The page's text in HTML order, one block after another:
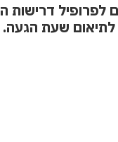
דרישות
לתיאום שעת הגעה.